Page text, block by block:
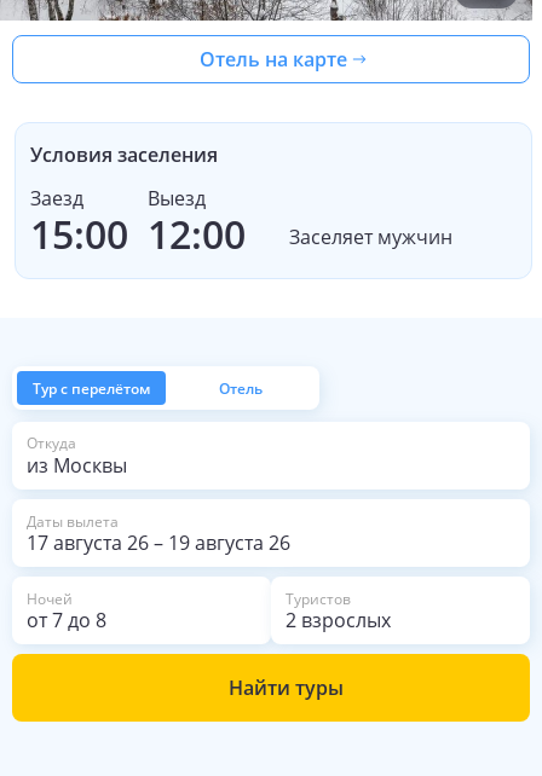
Отель на карте
Условия заселения
Заезд
15:00
Выезд
12:00 Заселяет мужчин
Тур с перелётом Отель
Откуда
из Москвы
Даты вылета
17 августа 26– 19 августа 26
Ночей
от7до 8
Туристов
2 взрослых
Найти туры